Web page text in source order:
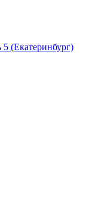
(Екатеринбург)